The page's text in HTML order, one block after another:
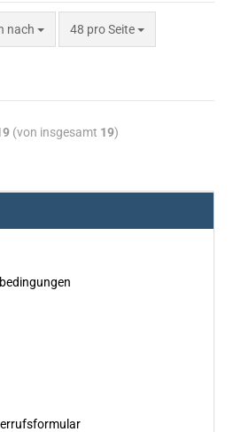
nach 48 pro Seite
(von insgesamt 19)